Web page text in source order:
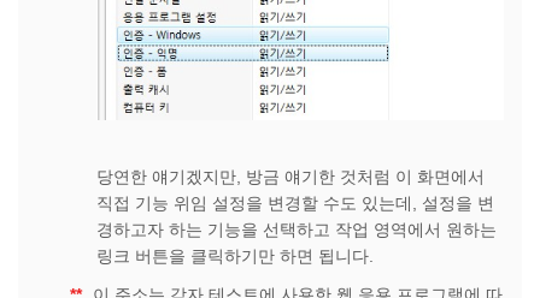
당연한 얘기겠지만, 방금 얘기한 것처럼 이 화면에서
직접 기능 위임 설정을 변경할 수도 있는데, 설정을 변
경하고자 하는 기능을 선택하고 작업 영역에서 원하는
링크 버튼을 클릭하기만 하면 됩니다.